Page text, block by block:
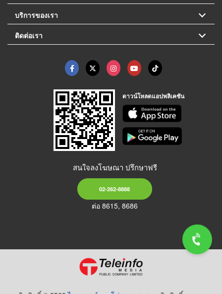
บริการของเรา
ติดต่อเรา
ดาวน์โหลดแอปพลิเคชัน
สนใจลงโฆษณา ปรึกษาฟรี
02-262-8888
ต่อ 8615, 8686